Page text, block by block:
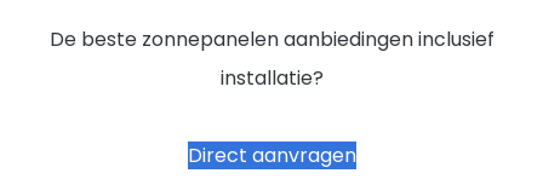
De beste zonnepanelen aanbiedingen inclusief
installatie?
Direct aanvragen